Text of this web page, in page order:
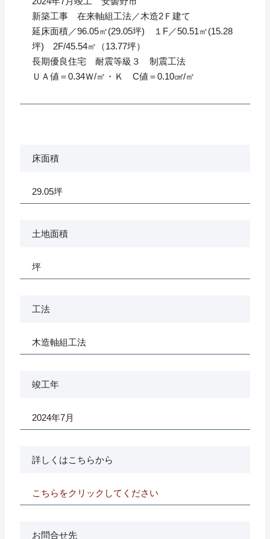
新築工事 在来軸組工法／木造2Ｆ建て
延床面積／96.05㎡(29.05坪) １F／50.51㎡(15.28
坪) 2F/45.54㎡（13.77坪）
長期優良住宅 耐震等級３ 制震工法
ＵＡ値＝0.34Ｗ/㎡・Ｋ C値＝0.10㎠/㎡
床面積
29.05坪
土地面積
坪
工法
木造軸組工法
竣工年
2024年7月
詳しくはこちらから
こちらをクリックしてください
お問合せ先